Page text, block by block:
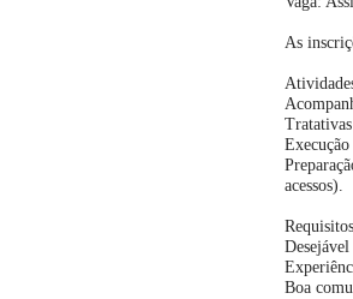
As
acessos).
Boa